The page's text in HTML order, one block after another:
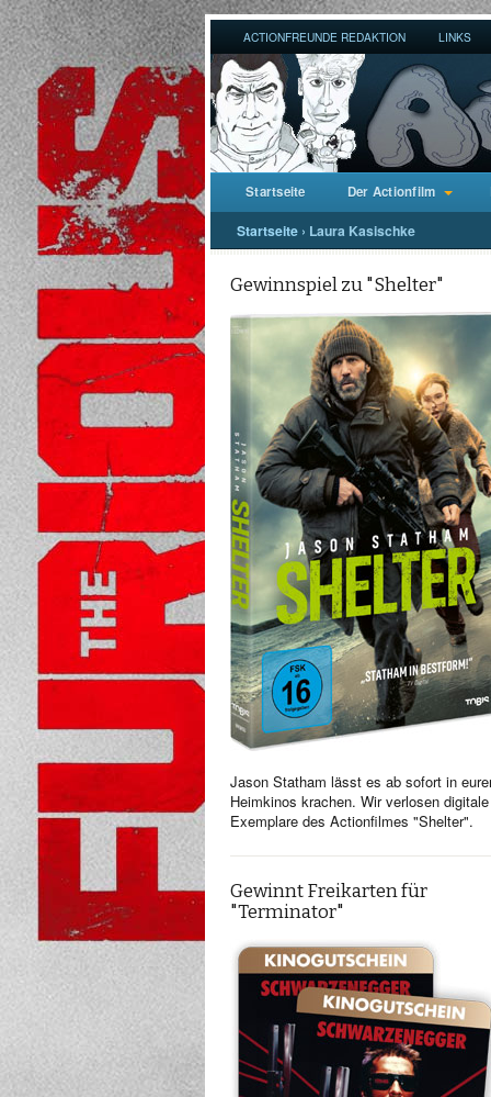
ACTIONFREUNDE REDAKTION LINKS
Startseite Der Actionfilm
Startseite › Laura Kasischke
Gewinnspiel zu "Shelter"
Jason Statham lässt es ab sofort in
Heimkinos krachen. Wir verlosen digitale
Exemplare des Actionfilmes "Shelter".
Gewinnt Freikarten für
"Terminator"